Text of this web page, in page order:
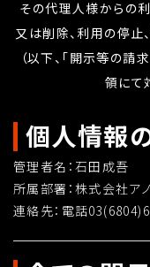
その代理人様からの
又は削除、利用の停
（以下、「開示等の請
領にて
個人情報
管理者名：石田成吾
所属部署：株式会社ア
連絡先：電話